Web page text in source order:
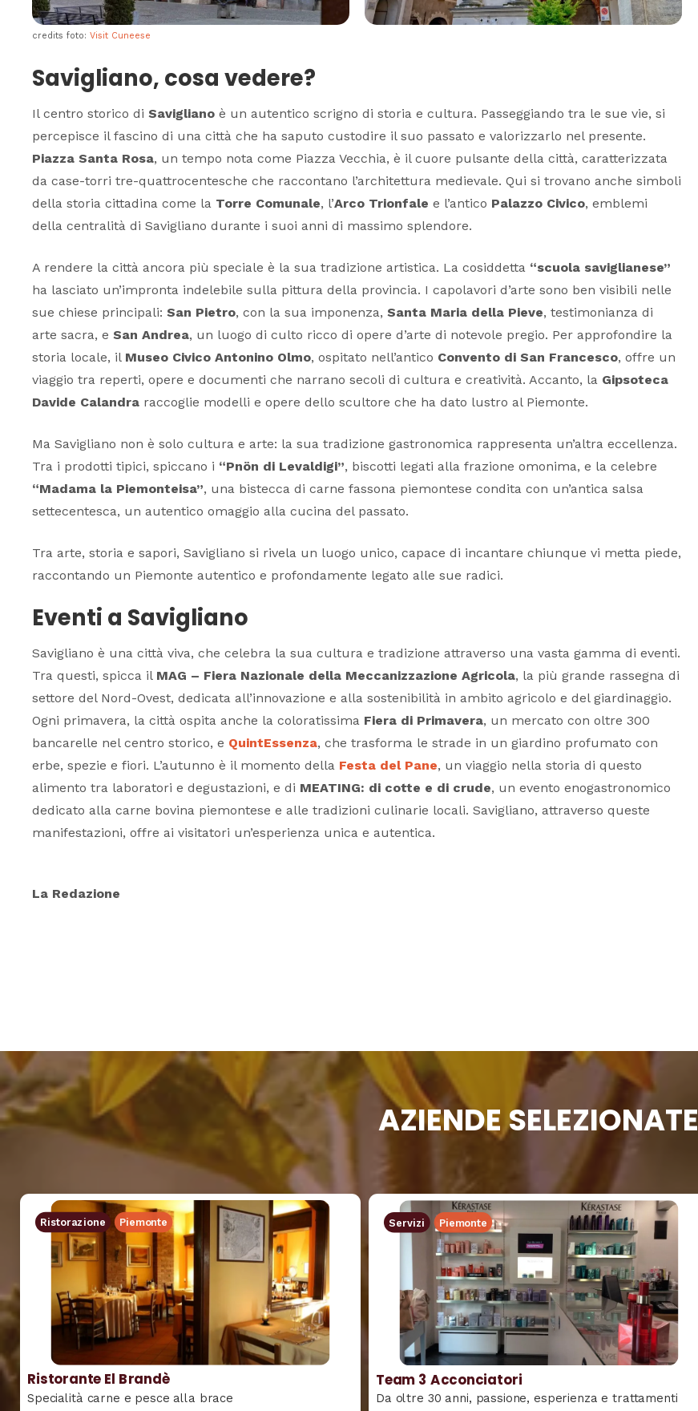
credits foto: Visit Cuneese
Savigliano, cosa vedere?
Il centro storico di Savigliano è un autentico scrigno di storia e cultura. Passeggiando tra le sue vie, si
percepisce il fascino di una città che ha saputo custodire il suo passato e valorizzarlo nel presente.
Piazza Santa Rosa, un tempo nota come Piazza Vecchia, è il cuore pulsante della città, caratterizzata
da case-torri tre-quattrocentesche che raccontano l’architettura medievale. Qui si trovano anche simboli
della storia cittadina come la Torre Comunale, l’Arco Trionfale e l’antico Palazzo Civico, emblemi
della centralità di Savigliano durante i suoi anni di massimo splendore​.
A rendere la città ancora più speciale è la sua tradizione artistica. La cosiddetta “scuola saviglianese”
ha lasciato un’impronta indelebile sulla pittura della provincia. I capolavori d’arte sono ben visibili nelle
sue chiese principali: San Pietro, con la sua imponenza, Santa Maria della Pieve, testimonianza di
arte sacra, e San Andrea, un luogo di culto ricco di opere d’arte di notevole pregio. Per approfondire la
storia locale, il Museo Civico Antonino Olmo, ospitato nell’antico Convento di San Francesco, offre un
viaggio tra reperti, opere e documenti che narrano secoli di cultura e creatività. Accanto, la Gipsoteca
Davide Calandra raccoglie modelli e opere dello scultore che ha dato lustro al Piemonte​.
Ma Savigliano non è solo cultura e arte: la sua tradizione gastronomica rappresenta un’altra eccellenza.
Tra i prodotti tipici, spiccano i “Pnön di Levaldigi”, biscotti legati alla frazione omonima, e la celebre
“Madama la Piemonteisa”, una bistecca di carne fassona piemontese condita con un’antica salsa
settecentesca, un autentico omaggio alla cucina del passato​.
Tra arte, storia e sapori, Savigliano si rivela un luogo unico, capace di incantare chiunque vi metta piede,
raccontando un Piemonte autentico e profondamente legato alle sue radici.
Eventi a Savigliano
Savigliano è una città viva, che celebra la sua cultura e tradizione attraverso una vasta gamma di eventi.
Tra questi, spicca il MAG – Fiera Nazionale della Meccanizzazione Agricola, la più grande rassegna di
settore del Nord-Ovest, dedicata all’innovazione e alla sostenibilità in ambito agricolo e del giardinaggio.
Ogni primavera, la città ospita anche la coloratissima Fiera di Primavera, un mercato con oltre 300
bancarelle nel centro storico, e QuintEssenza, che trasforma le strade in un giardino profumato con
erbe, spezie e fiori. L’autunno è il momento della Festa del Pane, un viaggio nella storia di questo
alimento tra laboratori e degustazioni, e di MEATING: di cotte e di crude, un evento enogastronomico
dedicato alla carne bovina piemontese e alle tradizioni culinarie locali. Savigliano, attraverso queste
manifestazioni, offre ai visitatori un’esperienza unica e autentica.
La Redazione
AZIENDE SELEZIONATE
Ristorazione Piemonte
Ristorante El Brandè
Specialità carne e pesce alla brace
Servizi Piemonte
Team 3 Acconciatori
Da oltre 30 anni, passione, esperienza e trattamenti